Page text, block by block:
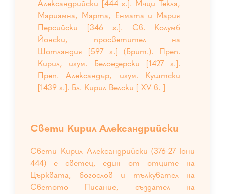
Александрийски [444 г.]. Мчци Текла,
Мариамна, Марта, Енмата и Мария
Персийски [346 г.]. Св. Колумб
Йонски, просветител на
Шотландия [597 г.] (Брит.). Преп.
Кирил, игум. Белоезерски [1427 г.].
Преп. Александър, игум. Куштски
[1439 г.]. Бл. Кирил Велски [ XV в. ]
Свети Кирил Александрийски
Свети Кирил Александрийски (376-27 юни
444) е светец, един от отците на
Църквата, богослов и тълкувател на
Светото Писание, създател на